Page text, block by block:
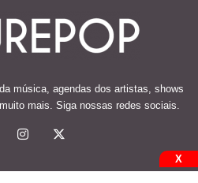
música, agendas dos artistas, shows
mais. Siga nossas redes sociais.
X